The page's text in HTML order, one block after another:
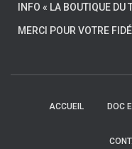
INFO « LA BOUTIQUE DU
MERCI POUR VOTRE
ACCUEIL DOC